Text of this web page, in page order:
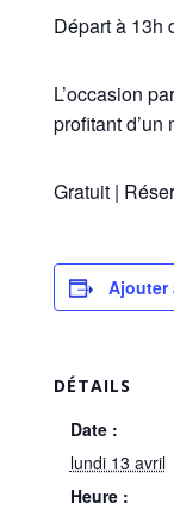
Départ à 13h
L’occasion
profitant
Gratuit |
Ajouter
DÉTAILS
Date :
lundi 13 avril
Heure :